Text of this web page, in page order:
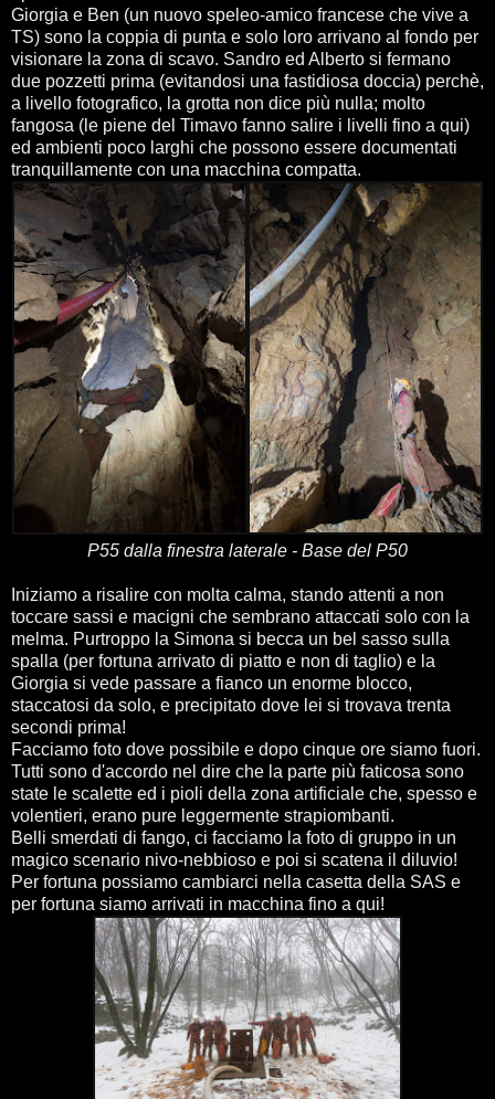
Giorgia e Ben (un nuovo speleo-amico francese che vive a
TS) sono la coppia di punta e solo loro arrivano al fondo per
visionare la zona di scavo. Sandro ed Alberto si fermano
due pozzetti prima (evitandosi una fastidiosa doccia) perchè,
a livello fotografico, la grotta non dice più nulla; molto
fangosa (le piene del Timavo fanno salire i livelli fino a qui)
ed ambienti poco larghi che possono essere documentati
tranquillamente con una macchina compatta.
P55 dalla finestra laterale - Base del P50
Iniziamo a risalire con molta calma, stando attenti a non
toccare sassi e macigni che sembrano attaccati solo con la
melma. Purtroppo la Simona si becca un bel sasso sulla
spalla (per fortuna arrivato di piatto e non di taglio) e la
Giorgia si vede passare a fianco un enorme blocco,
staccatosi da solo, e precipitato dove lei si trovava trenta
secondi prima!
Facciamo foto dove possibile e dopo cinque ore siamo fuori.
Tutti sono d'accordo nel dire che la parte più faticosa sono
state le scalette ed i pioli della zona artificiale che, spesso e
volentieri, erano pure leggermente strapiombanti.
Belli smerdati di fango, ci facciamo la foto di gruppo in un
magico scenario nivo-nebbioso e poi si scatena il diluvio!
Per fortuna possiamo cambiarci nella casetta della SAS e
per fortuna siamo arrivati in macchina fino a qui!